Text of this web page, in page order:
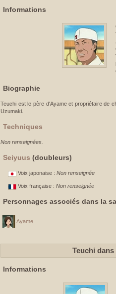
Informations
Biographie
Teuchi est le père d'Ayame et propriétaire de
Uzumaki.
Techniques
Non renseignées.
Seiyuus (doubleurs)
Voix japonaise : Non renseignée
Voix française : Non renseignée
Personnages associés dans la
Ayame
Teuchi
Informations